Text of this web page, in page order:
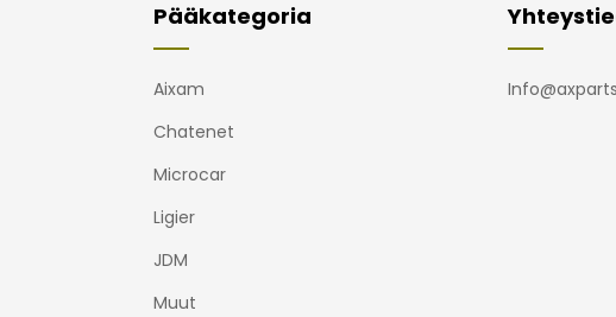
Pääkategoria
Aixam
Chatenet
Microcar
Ligier
JDM
Muut